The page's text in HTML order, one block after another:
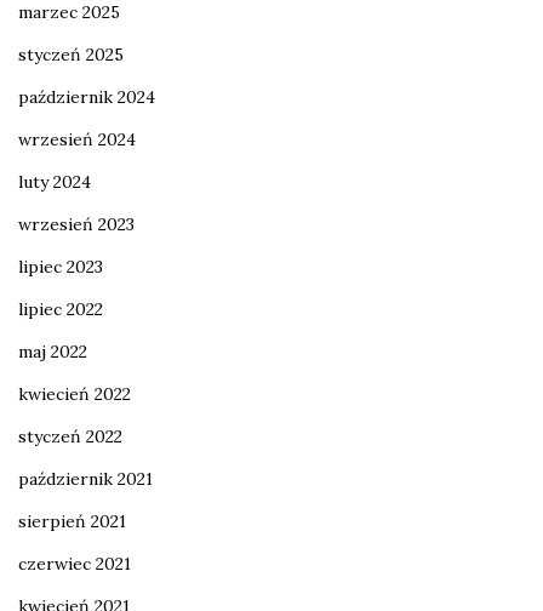
marzec 2025
styczeń 2025
październik 2024
wrzesień 2024
luty 2024
wrzesień 2023
lipiec 2023
lipiec 2022
maj 2022
kwiecień 2022
styczeń 2022
październik 2021
sierpień 2021
czerwiec 2021
kwiecień 2021